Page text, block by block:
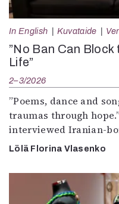
In English Kuvataide
”No Ban Can
Life”
2–3/2026
”Poems, dance and
traumas through
interviewed Iranian-
Lölä Florina Vlasenko